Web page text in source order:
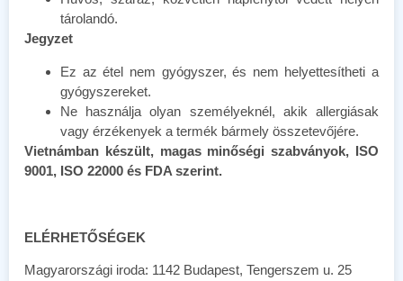
tárolandó.
Jegyzet
Ez az étel nem gyógyszer, és nem helyettesítheti a
gyógyszereket.
Ne használja olyan személyeknél, akik allergiásak
vagy érzékenyek a termék bármely összetevőjére.
Vietnámban készült, magas minőségi szabványok, ISO
9001, ISO 22000 és FDA szerint.
ELÉRHETŐSÉGEK
Magyarországi iroda: 1142 Budapest, Tengerszem u. 25